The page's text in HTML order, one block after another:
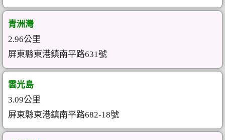
青洲灣
2.96公里
屏東縣東港鎮南平路631號
雲光島
3.09公里
屏東縣東港鎮南平路682-18號